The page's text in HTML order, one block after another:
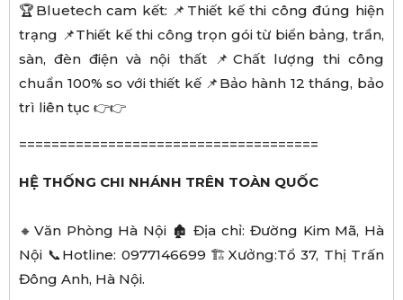
🏆Bluetech cam kết: 📌Thiết kế thi công đúng hiện
trạng 📌Thiết kế thi công trọn gói từ biển bảng, trần,
sàn, đèn điện và nội thất 📌Chất lượng thi công
chuẩn 100% so với thiết kế 📌Bảo hành 12 tháng, bảo
trì liên tục 👉👉
=====================================
HỆ THỐNG CHI NHÁNH TRÊN TOÀN QUỐC
🔸Văn Phòng Hà Nội 🏚️ Địa chỉ: Đường Kim Mã, Hà
Nội 📞Hotline: 0977146699 🏗Xưởng:Tổ 37, Thị Trấn
Đông Anh, Hà Nội.